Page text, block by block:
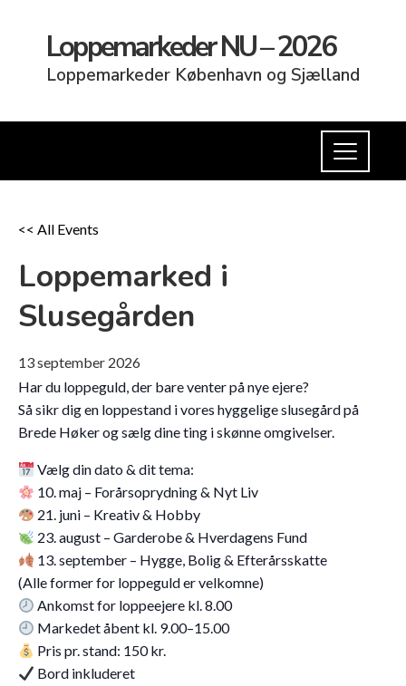
Loppemarkeder NU – 2026
Loppemarkeder København og Sjælland
<< All Events
Loppemarked i
Slusegården
13september 2026
Har du loppeguld, der bare venter på nye ejere?
Så sikr dig en loppestand i vores hyggelige slusegård på
Brede Høker og sælg dine ting i skønne omgivelser.
Vælg din dato & dit tema:
10. maj – Forårsoprydning & Nyt Liv
21. juni – Kreativ & Hobby
23. august – Garderobe & Hverdagens Fund
13. september – Hygge, Bolig & Efterårsskatte
(Alle former for loppeguld er velkomne)
Ankomst for loppeejere kl. 8.00
Markedet åbent kl. 9.00–15.00
Pris pr. stand: 150 kr.
Bord inkluderet